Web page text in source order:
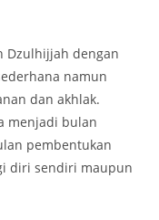
Dzulhijjah dengan
namun
dan akhlak.
menjadi bulan
pembentukan
diri sendiri maupun